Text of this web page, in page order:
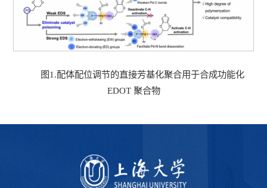
图1.配体配位调节的直接芳基化聚合用于合成功能化
EDOT 聚合物